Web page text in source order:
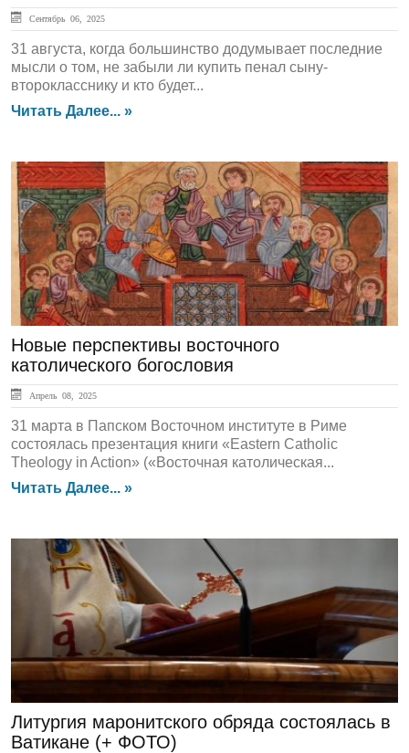
Сентябрь 06, 2025
31 августа, когда большинство додумывает последние
мысли о том, не забыли ли купить пенал сыну-
второкласснику и кто будет...
Читать Далее... »
ЛЕНТА НОВОСТЕЙ
Новые перспективы восточного
католического богословия
Апрель 08, 2025
31 марта в Папском Восточном институте в Риме
состоялась презентация книги «Eastern Catholic
Theology in Action» («Восточная католическая...
Читать Далее... »
ЛЕНТА НОВОСТЕЙ
Литургия маронитского обряда состоялась в
Ватикане (+ ФОТО)